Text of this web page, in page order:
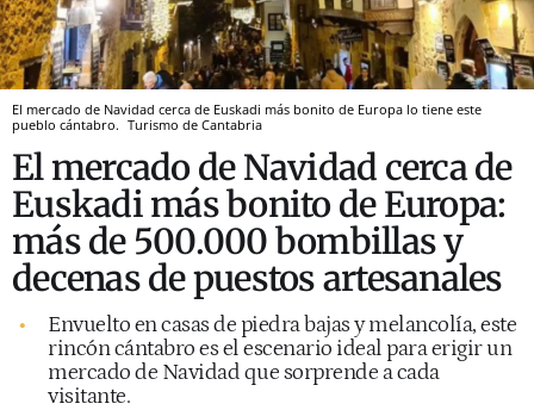
El mercado de Navidad cerca de Euskadi más bonito de Europa lo tiene este
pueblo cántabro. Turismo de Cantabria
El mercado de Navidad cerca de
Euskadi más bonito de Europa:
más de 500.000 bombillas y
decenas de puestos artesanales
Envuelto en casas de piedra bajas y melancolía, este
rincón cántabro es el escenario ideal para erigir un
mercado de Navidad que sorprende a cada
visitante.